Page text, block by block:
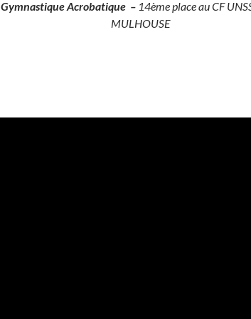
Gymnastique Acrobatique – 14ème place au CF
MULHOUSE